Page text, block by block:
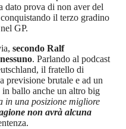
dato prova di non aver del
il terzo gradino
GP.
secondo Ralf
. Parlando al podcast
il fratello di
previsione brutale e ad un
ballo anche un altro big
in una posizione migliore
non avrà alcuna